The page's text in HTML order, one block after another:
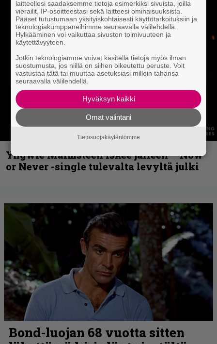
Yngwie Malmsteen iskee jälleen – Now
or Never -single tulevalta levyltä julki
laitteellesi saadaksemme tietoja esimerkiksi sivuista, joilla
vierailit, IP-osoitteestasi sekä laitteesi ominaisuuksista.
Pääset tutustumaan yksityiskohtaisesti käyttötarkoituksiin ja
teknologiakumppaneihimme seuraavalla välilehdellä.
Hylkääminen voi vaikuttaa sivuston toimivuuteen ja
käytettävyyteen.
Jotkin teknologiamme voivat käsitellä tietoja myös ilman
suostumusta, jos niillä on siihen oikeutettu peruste. Voit
vastustaa tätä tai muuttaa asetuksiasi milloin tahansa
seuraavalla välilehdellä.
Hyväksyn kaikki
Omat valintani
Tietosuojakäytäntömme